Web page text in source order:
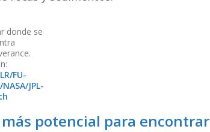
donde se
FU-
JPL-
potencial para encontrar